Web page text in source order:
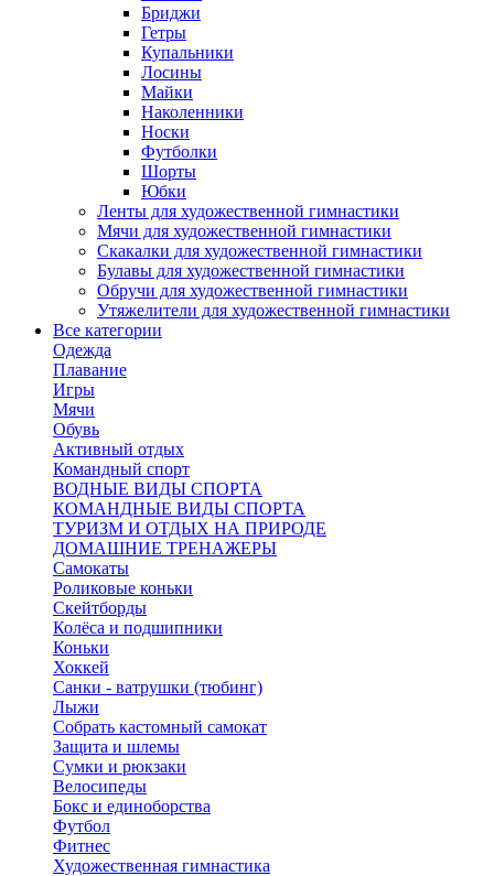
Бриджи
Гетры
Купальники
Лосины
Майки
Наколенники
Носки
Футболки
Шорты
Юбки
Ленты для художественной гимнастики
Мячи для художественной гимнастики
Скакалки для художественной гимнастики
Булавы для художественной гимнастики
Обручи для художественной гимнастики
Утяжелители для художественной гимнастики
Все категории
Одежда
Плавание
Игры
Мячи
Обувь
Активный отдых
Командный спорт
ВОДНЫЕ ВИДЫ СПОРТА
КОМАНДНЫЕ ВИДЫ СПОРТА
ТУРИЗМ И ОТДЫХ НА ПРИРОДЕ
ДОМАШНИЕ ТРЕНАЖЕРЫ
Самокаты
Роликовые коньки
Скейтборды
Колёса и подшипники
Коньки
Хоккей
Санки - ватрушки (тюбинг)
Лыжи
Собрать кастомный самокат
Защита и шлемы
Сумки и рюкзаки
Велосипеды
Бокс и единоборства
Футбол
Фитнес
Художественная гимнастика